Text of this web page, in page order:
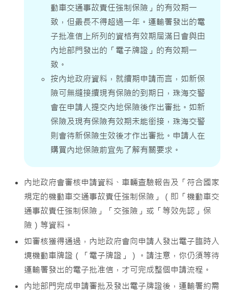
動車交通事故責任強制保險」的有效期一
致，但最長不得超過一年。運輸署發出的電
子批准信上所列的資格有效期屆滿日會與由
內地部門發出的「電子牌證」的有效期一
致。
按內地政府資料，就續期申請而言，如新保
險可無縫接續現有保險的到期日，珠海交警
會在申請人提交內地保險後作出審批。如新
保險及現有保險有效期未能銜接，珠海交警
則會待新保險生效後才作出審批。申請人在
購買內地保險前宜先了解有關要求。
內地政府會審核申請資料、車輛查驗報告及「符合國家
規定的機動車交通事故責任強制保險」（即「機動車交
通事故責任強制保險」「交強險」或「等效先認」保
險）等資料。
如審核獲得通過，內地政府會向申請人發出電子臨時入
境機動車牌證（「電子牌證」）。請注意，你仍須等待
運輸署發出的電子批准信，才可完成整個申請流程。
內地部門完成申請審批及發出電子牌證後，運輸署約需